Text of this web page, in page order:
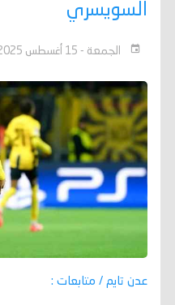
السويسري
الجمعة - 15 أغسطس 2025 - 01:50 م بتوقيت عدن
عدن تايم / متابعات :